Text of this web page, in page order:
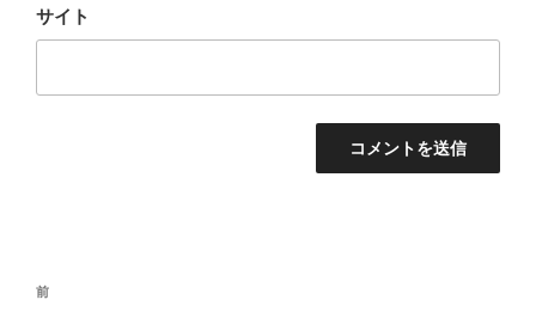
サイト
投
前
前